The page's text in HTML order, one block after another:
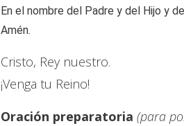
En el nombre del Padre y del Hijo y
Amén.
Cristo, Rey nuestro.
¡Venga tu Reino!
Oración preparatoria (para